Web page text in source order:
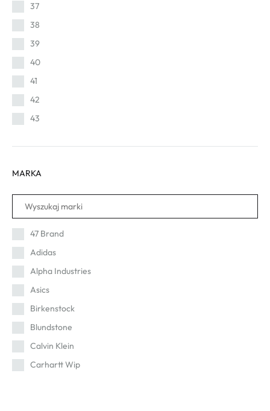
37
38
39
40
41
42
43
46
MARKA
47 Brand
Adidas
Alpha Industries
Asics
Birkenstock
Blundstone
Calvin Klein
Carhartt Wip